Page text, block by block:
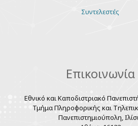
Συντελεστές
Επικοινωνία
Εθνικό και Καποδιστριακό
Τμήμα Πληροφορικής και
Πανεπιστημιούπολη,